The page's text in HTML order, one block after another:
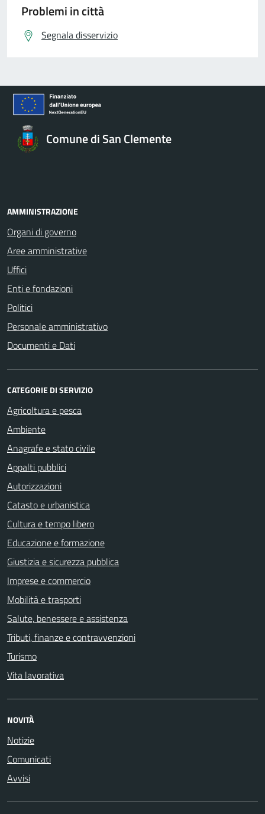
Problemi in città
Segnala disservizio
Comune di San Clemente
AMMINISTRAZIONE
Organi di governo
Aree amministrative
Uffici
Enti e fondazioni
Politici
Personale amministrativo
Documenti e Dati
CATEGORIE DI SERVIZIO
Agricoltura e pesca
Ambiente
Anagrafe e stato civile
Appalti pubblici
Autorizzazioni
Catasto e urbanistica
Cultura e tempo libero
Educazione e formazione
Giustizia e sicurezza pubblica
Imprese e commercio
Mobilità e trasporti
Salute, benessere e assistenza
Tributi, finanze e contravvenzioni
Turismo
Vita lavorativa
NOVITÀ
Notizie
Comunicati
Avvisi